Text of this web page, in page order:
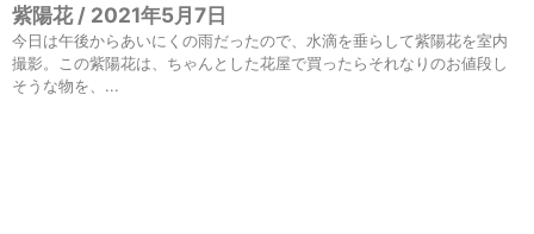
紫陽花 / 2021年5月7日
今日は午後からあいにくの雨だったので、水滴を垂らして紫陽花を室内
撮影。この紫陽花は、ちゃんとした花屋で買ったらそれなりのお値段し
そうな物を、...